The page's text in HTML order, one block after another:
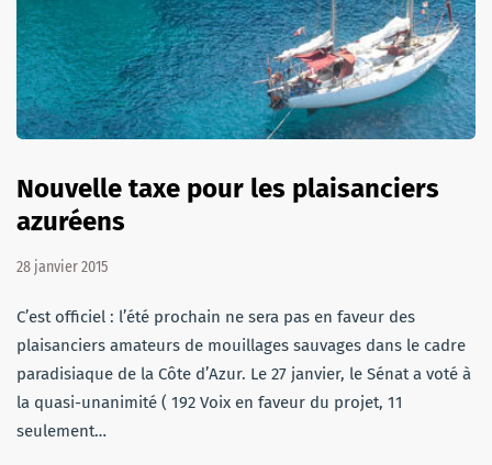
Nouvelle taxe pour les plaisanciers
azuréens
28 janvier 2015
C’est officiel : l’été prochain ne sera pas en faveur des
plaisanciers amateurs de mouillages sauvages dans le cadre
paradisiaque de la Côte d’Azur. Le 27 janvier, le Sénat a voté à
la quasi-unanimité ( 192 Voix en faveur du projet, 11
seulement…